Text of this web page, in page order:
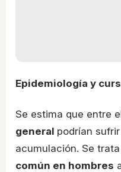
Epidemiología y
Se estima que entre
general podrían
acumulación. Se
común en hombres